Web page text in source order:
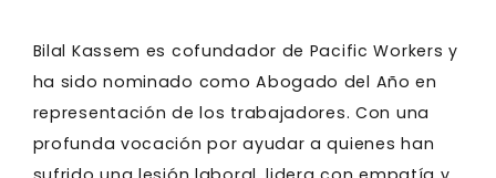
Bilal Kassem es cofundador de Pacific Workers y
ha sido nominado como Abogado del Año en
representación de los trabajadores. Con una
profunda vocación por ayudar a quienes han